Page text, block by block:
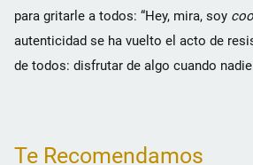
para gritarle a todos: “Hey, mira, soy
autenticidad se ha vuelto el acto de
de todos: disfrutar de algo cuando
Te Recomendamos